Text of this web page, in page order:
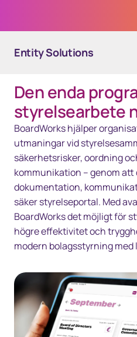
Entity Solutions
Översikt
Lösningar
Teknik
Resurser
Kontakta oss
Den enda
styrelsearbete
BoardWorks hjälper
utmaningar vid
säkerhetsrisker, oordning
kommunikation – genom
dokumentation,
säker styrelseportal. Med
BoardWorks det möjligt för
högre effektivitet och
modern bolagsstyrning